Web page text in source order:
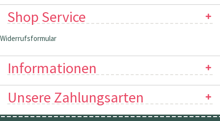
Shop Service
Widerrufsformular
Informationen
Unsere Zahlungsarten